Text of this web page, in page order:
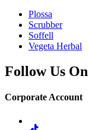
Plossa
Scrubber
Soffell
Vegeta Herbal
Follow Us On
Corporate Account